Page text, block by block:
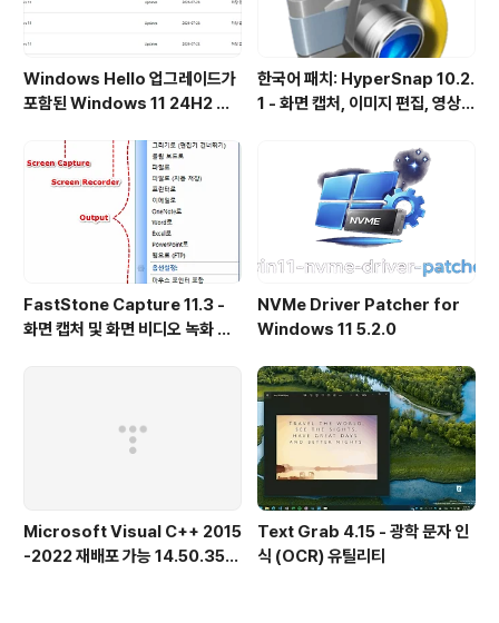
Windows Hello 업그레이드가
포함된 Windows 11 24H2 및
한국어 패치: HyperSnap 10.2.
1 - 화면 캡처, 이미지 편집, 영상
FastStone Capture 11.3 -
화면 캡처 및 화면 비디오 녹화 도
NVMe Driver Patcher for
Windows 11 5.2.0
Microsoft Visual C++ 2015
-2022 재배포 가능 14.50.356
Text Grab 4.15 - 광학 문자 인
식 (OCR) 유틸리티